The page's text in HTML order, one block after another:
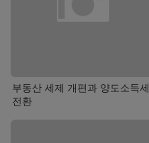
부동산 세제 개편과 양도소득세
전환